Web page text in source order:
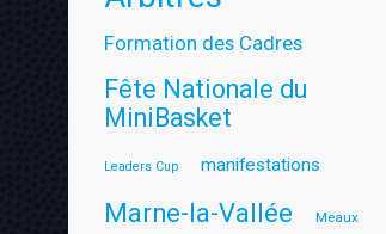
Formation des Cadres
Fête Nationale du
MiniBasket
Leaders Cup manifestations
Marne-la-Vallée Meaux